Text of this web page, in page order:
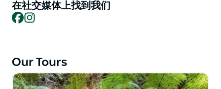
专业且知识渊博的导游将增强您在这些国家公园的探险体
验。露营之旅提供所有餐食，以及交通、帐篷和睡垫。
在社交媒体上找到我们
Facebook
Our Tours